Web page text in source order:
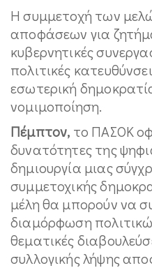
Η συμμετοχή των
αποφάσεων για
κυβερνητικές
πολιτικές
εσωτερική
νομιμοποίηση.
Πέμπτον, το ΠΑΣΟΚ
δυνατότητες της
δημιουργία μιας
συμμετοχικής
μέλη θα μπορούν να
διαμόρφωση
θεματικές
συλλογικής λήψης